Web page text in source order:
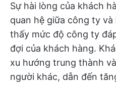
Sự hài lòng của khách
quan hệ giữa công ty
thấy mức độ công ty
đợi của khách hàng.
xu hướng trung thành
người khác, dẫn đến